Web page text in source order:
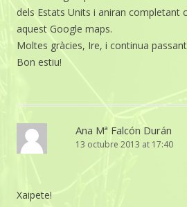
dels Estats Units i aniran completant
aquest Google maps.
Moltes gràcies, Ire, i continua
Bon estiu!
Ana Mª Falcón Durán
13 octubre 2013 at 17:40
Xaipete!